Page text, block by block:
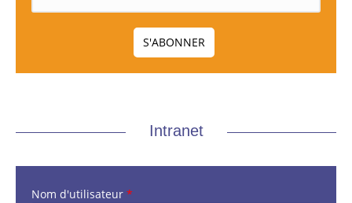
Intranet
Nom d'utilisateur *